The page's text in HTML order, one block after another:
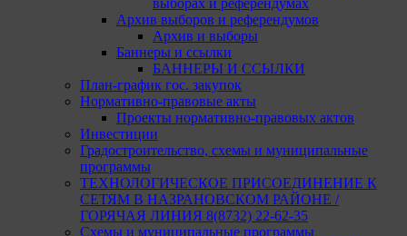
выборах и референдумах
Архив выборов и референдумов
Архив и выборы
Баннеры и ссылки
БАННЕРЫ И ССЫЛКИ
План-график гос. закупок
Нормативно-правовые акты
Проекты нормативно-правовых актов
Инвестиции
Градостроительство, схемы и муниципальные
программы
ТЕХНОЛОГИЧЕСКОЕ ПРИСОЕДИНЕНИЕ К
СЕТЯМ В НАЗРАНОВСКОМ РАЙОНЕ /
ГОРЯЧАЯ ЛИНИЯ 8(8732) 22-62-35
Схемы и муниципальные программы